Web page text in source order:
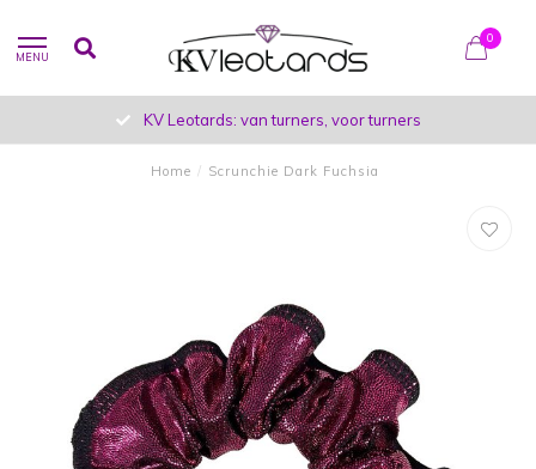
MENU
0
KV Leotards: van turners, voor turners
Home / Scrunchie Dark Fuchsia